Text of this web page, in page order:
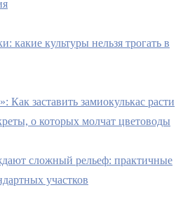
какие культуры нельзя трогать в
Как заставить замиокулькас расти
о которых молчат цветоводы
сложный рельеф: практичные
участков